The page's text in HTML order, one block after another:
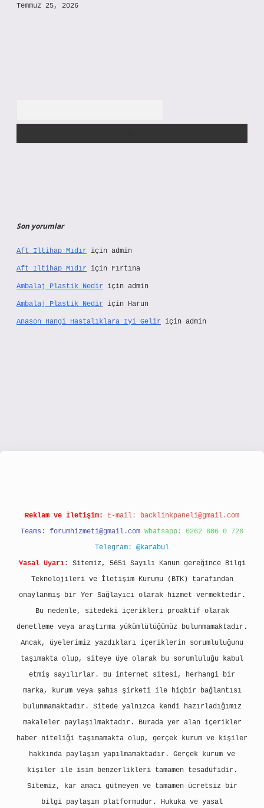
Temmuz 25, 2026
Son yorumlar
Aft Iltihap Mıdır için admin
Aft Iltihap Mıdır için Fırtına
Ambalaj Plastik Nedir için admin
Ambalaj Plastik Nedir için Harun
Anason Hangi Hastalıklara Iyi Gelir için admin
Reklam ve İletişim: E-mail: backlinkpaneli@gmail.com
Teams: forumhizmeti@gmail.com Whatsapp: 0262 606 0 726
Telegram: @karabul
Yasal Uyarı:
Sitemiz, 5651 Sayılı Kanun gereğince Bilgi
Teknolojileri ve İletişim Kurumu (BTK) tarafından
onaylanmış bir Yer Sağlayıcı olarak hizmet vermektedir.
Bu nedenle, sitedeki içerikleri proaktif olarak
denetleme veya araştırma yükümlülüğümüz bulunmamaktadır.
Ancak, üyelerimiz yazdıkları içeriklerin sorumluluğunu
taşımakta olup, siteye üye olarak bu sorumluluğu kabul
etmiş sayılırlar. Bu internet sitesi, herhangi bir
marka, kurum veya şahıs şirketi ile hiçbir bağlantısı
bulunmamaktadır. Sitede yalnızca kendi hazırladığımız
makaleler paylaşılmaktadır. Burada yer alan içerikler
haber niteliği taşımamakta olup, gerçek kurum ve kişiler
hakkında paylaşım yapılmamaktadır. Gerçek kurum ve
kişiler ile isim benzerlikleri tamamen tesadüfidir.
Sitemiz, kar amacı gütmeyen ve tamamen ücretsiz bir
bilgi paylaşım platformudur. Hukuka ve yasal